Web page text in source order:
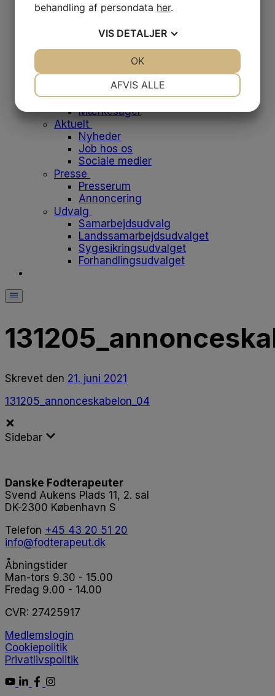
Historien bag emblemet
Danske Fodterapeuter
Om foreningen
Vores historie
Bestyrelsen
Medarbejdere
Frivilliggrupper
Mærkesager
Aktuelt
Nyheder
Job hos os
Sociale medier
Presse
Presserum
Annoncering
Udvalg
Samarbejdsudvalg
Landssamarbejdsudvalget
Sygesikringsudvalget
Forhandlingsudvalget
Skrevet den 21. juni 2021
131205_annonceskabelon_04
Sidebar
Danske Fodterapeuter
Svend Aukens Plads 11, 2. sal
DK-2300 København S
Telefon +45 43 20 51 20
info@fodterapeut.dk
Åbningstider
Man-tors 9.30 - 15.00
Fredag 9.00 - 14.00
CVR: 27425917
Medlemslogin
Cookiepolitik
Privatlivspolitik
behandling af persondata her.
VIS DETALJER
MARKETING
AFVIS ALLE
OK